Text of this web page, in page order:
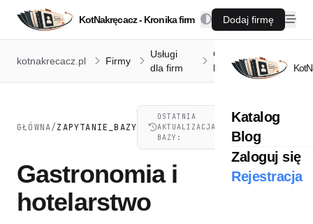
KotNakręcacz - Kronika firm Dodaj firmę
Katalog
Blog
Zaloguj się
Rejestracja
kotnakrecacz.pl Firmy
Usługi
dla firm
Gastronomia i
hotelarstwo
GŁÓWNA/ZAPYTANIE_BAZY
OSTATNIA
AKTUALIZACJA
BAZY:
07.08.2026,
21:41
Gastronomia i
hotelarstwo